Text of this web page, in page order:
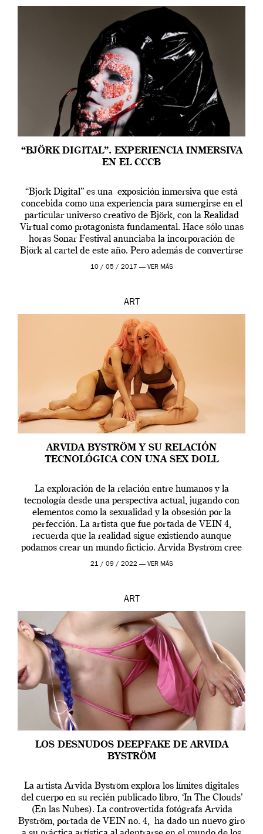
“BJÖRK DIGITAL”. EXPERIENCIA INMERSIVA
EN EL CCCB
“Bjork Digital” es una exposición inmersiva que está
concebida como una experiencia para sumergirse en el
particular universo creativo de Björk, con la Realidad
Virtual como protagonista fundamental. Hace sólo unas
horas Sonar Festival anunciaba la incorporación de
Björk al cartel de este año. Pero además de convertirse
en una de las actuaciones más relevantes […]
10 / 05 / 2017 — VER MÁS
ART
ARVIDA BYSTRÖM Y SU RELACIÓN
TECNOLÓGICA CON UNA SEX DOLL
La exploración de la relación entre humanos y la
tecnología desde una perspectiva actual, jugando con
elementos como la sexualidad y la obsesión por la
perfección. La artista que fue portada de VEIN 4,
recuerda que la realidad sigue existiendo aunque
podamos crear un mundo ficticio. Arvida Byström cree
que los humanos tienen un complejo […]
21 / 09 / 2022 — VER MÁS
ART
LOS DESNUDOS DEEPFAKE DE ARVIDA
BYSTRÖM
La artista Arvida Byström explora los límites digitales
del cuerpo en su recién publicado libro, ‘In The Clouds’
(En las Nubes). La controvertida fotógrafa Arvida
Byström, portada de VEIN no. 4, ha dado un nuevo giro